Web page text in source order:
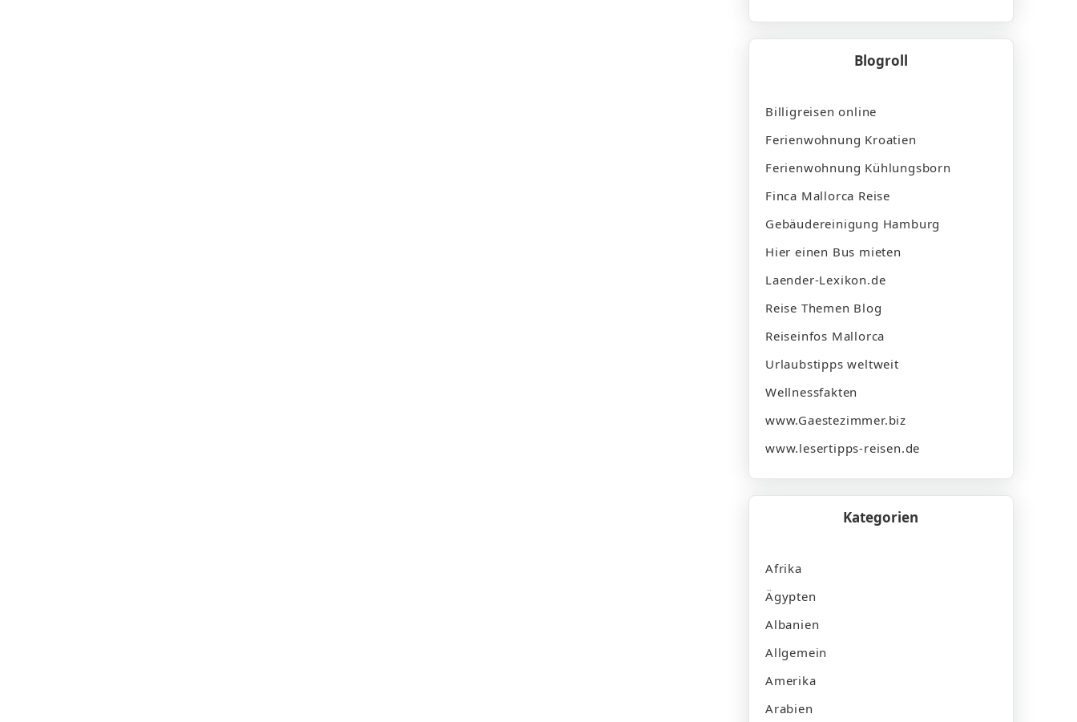
Blogroll
Billigreisen online
Ferienwohnung Kroatien
Ferienwohnung Kühlungsborn
Finca Mallorca Reise
Gebäudereinigung Hamburg
Hier einen Bus mieten
Laender-Lexikon.de
Reise Themen Blog
Reiseinfos Mallorca
Urlaubstipps weltweit
Wellnessfakten
www.Gaestezimmer.biz
www.lesertipps-reisen.de
Kategorien
Afrika
Ägypten
Albanien
Allgemein
Amerika
Arabien